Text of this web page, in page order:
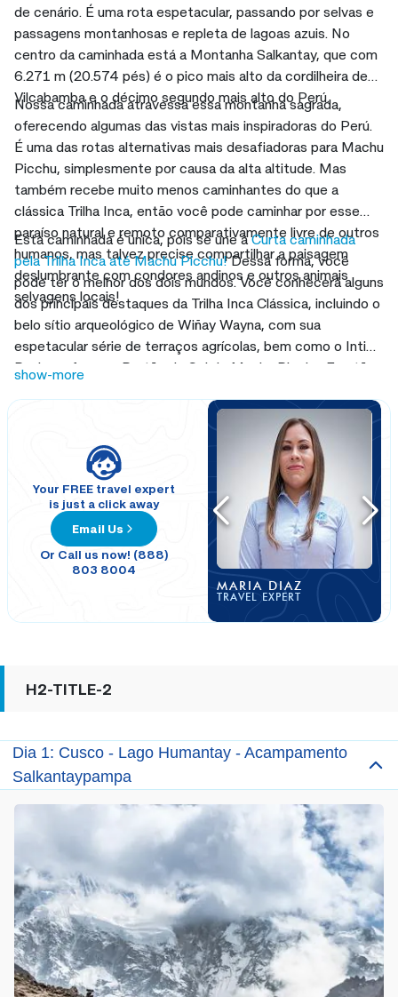
de cenário. É uma rota espetacular, passando por selvas e
passagens montanhosas e repleta de lagoas azuis. No
centro da caminhada está a Montanha Salkantay, que com
6.271 m (20.574 pés) é o pico mais alto da cordilheira de
Vilcabamba e o décimo segundo mais alto do Perú.
Nossa caminhada atravessa essa montanha sagrada,
oferecendo algumas das vistas mais inspiradoras do Perú.
É uma das rotas alternativas mais desafiadoras para Machu
Picchu, simplesmente por causa da alta altitude. Mas
também recebe muito menos caminhantes do que a
clássica Trilha Inca, então você pode caminhar por esse
paraíso natural e remoto comparativamente livre de outros
humanos, mas talvez precise compartilhar a paisagem
deslumbrante com condores andinos e outros animais
selvagens locais!
Esta caminhada é única, pois se une àCurta caminhada
pela Trilha Inca até Machu Picchu!Dessa forma, você
pode ter o melhor dos dois mundos. Você conhecerá alguns
dos principais destaques da Trilha Inca Clássica, incluindo o
belo sítio arqueológico de Wiñay Wayna, com sua
espetacular série de terraços agrícolas, bem como o Inti
Punku, o famoso Portão do Sol de Machu Picchu. E então,
sublimes do planeta. Junte-se a nós nesta caminhada
show-more
Your FREE travel expert
is just a click away
Email Us
Or Call us now! (888)
803 8004
MARIA DIAZ
TRAVEL EXPERT
H2-TITLE-2
Dia 1: Cusco - Lago Humantay - Acampamento
Salkantaypampa